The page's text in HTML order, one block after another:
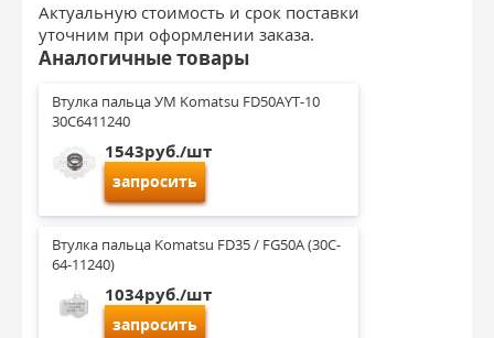
Актуальную стоимость и срок поставки
уточним при оформлении заказа.
Аналогичные товары
Втулка пальца УМ Komatsu FD50AYT-10
30C6411240
1543руб./шт
запросить
Втулка пальца Komatsu FD35 / FG50A (30C-
64-11240)
1034руб./шт
запросить